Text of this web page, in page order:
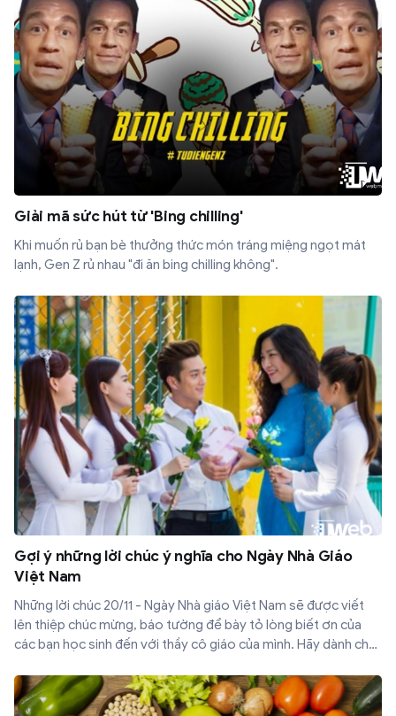
Giải mã sức hút từ 'Bing chilling'
Khi muốn rủ bạn bè thưởng thức món tráng miệng ngọt mát
lạnh, Gen Z rủ nhau "đi ăn bing chilling không".
Gợi ý những lời chúc ý nghĩa cho Ngày Nhà Giáo
Việt Nam
Những lời chúc 20/11 - Ngày Nhà giáo Việt Nam sẽ được viết
lên thiệp chúc mừng, báo tường để bày tỏ lòng biết ơn của
các bạn học sinh đến với thầy cô giáo của mình. Hãy dành cho
nhân ngày kỷ niệm đặc biệt này.